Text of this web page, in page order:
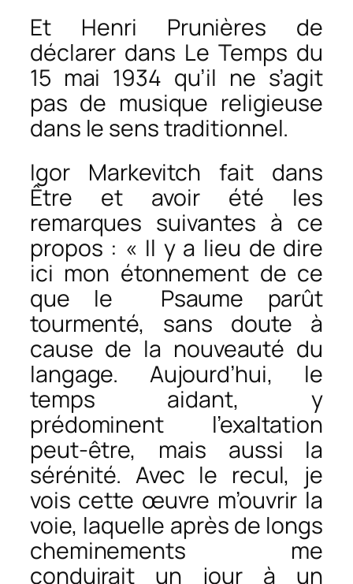
Et Henri Prunières de
déclarer dans Le Temps du
15 mai 1934 qu’il ne s’agit
pas de musique religieuse
dans le sens traditionnel.
Igor Markevitch fait dans
Être et avoir été les
remarques suivantes à ce
propos : « Il y a lieu de dire
ici mon étonnement de ce
que le Psaume parût
tourmenté, sans doute à
cause de la nouveauté du
langage. Aujourd’hui, le
temps aidant, y
prédominent l’exaltation
peut-être, mais aussi la
sérénité. Avec le recul, je
vois cette œuvre m’ouvrir la
voie, laquelle après de longs
cheminements me
conduirait un jour à un